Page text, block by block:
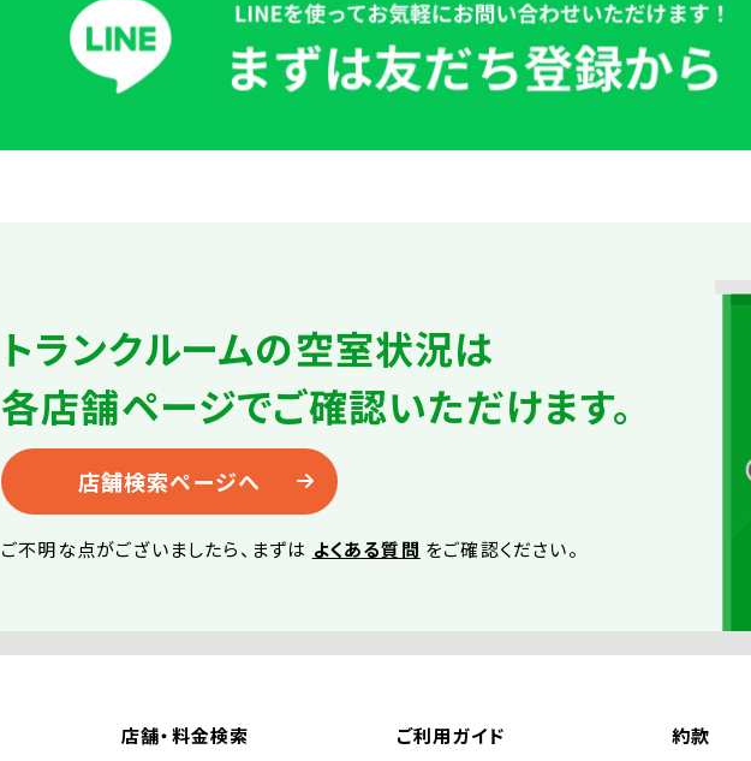
トランクルームの空室状況は
各店舗ページでご確認いただけます。
店舗検索ページへ
ご不明な点がございましたら、 まずは よくある質問 をご確認ください。
店舗・料金検索 ご利用ガイド 約款